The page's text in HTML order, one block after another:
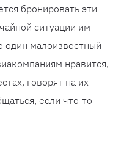
бронировать эти
ситуации им
один малоизвестный
нравится,
говорят на их
если что-то